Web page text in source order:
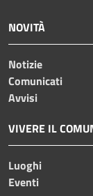
NOVITÀ
Notizie
Comunicati
Avvisi
VIVERE IL
Luoghi
Eventi